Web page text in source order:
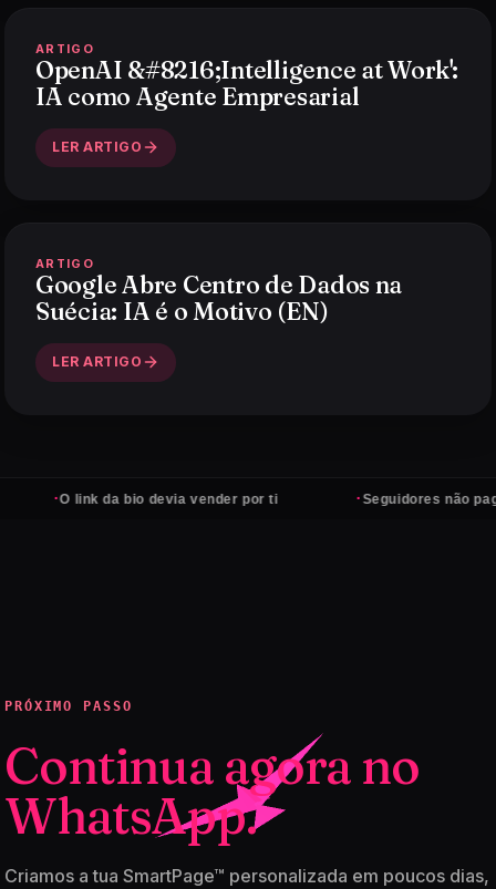
ARTIGO
OpenAI &#8216;Intelligence at Work':
IA como Agente Empresarial
LER ARTIGO
ARTIGO
Google Abre Centro de Dados na
Suécia: IA é o Motivo (EN)
LER ARTIGO
O link da bio devia vender por ti Seguidores não pagam
PRÓXIMO PASSO
Continua agora no
WhatsApp.
Criamos a tua SmartPage™ personalizada em poucos dias,